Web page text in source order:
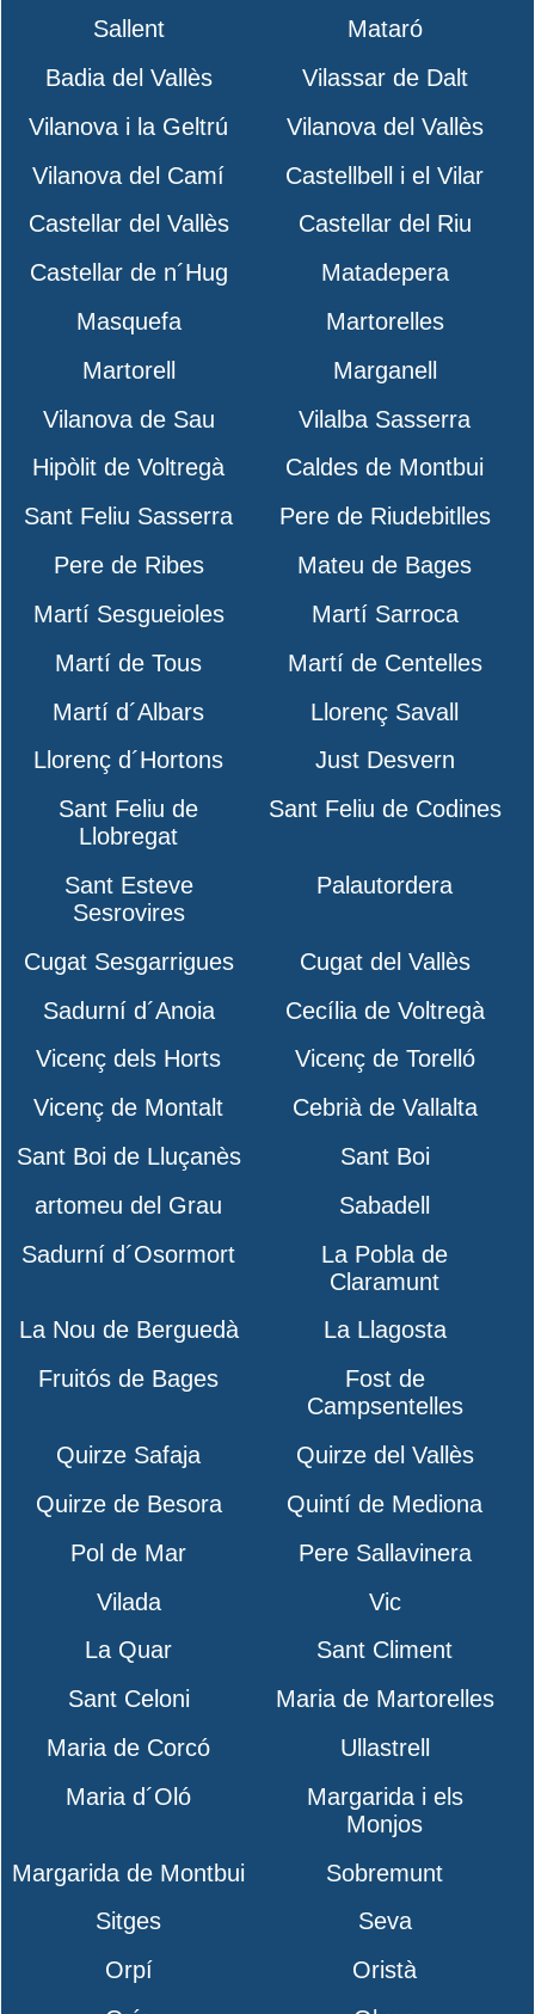
Sallent
Mataró
Badia del Vallès
Vilassar de Dalt
Vilanova i la Geltrú
Vilanova del Vallès
Vilanova del Camí
Castellbell i el Vilar
Castellar del Vallès
Castellar del Riu
Castellar de n´Hug
Matadepera
Masquefa
Martorelles
Martorell
Marganell
Vilanova de Sau
Vilalba Sasserra
Hipòlit de Voltregà
Caldes de Montbui
Sant Feliu Sasserra
Pere de Riudebitlles
Pere de Ribes
Mateu de Bages
Martí Sesgueioles
Martí Sarroca
Martí de Tous
Martí de Centelles
Martí d´Albars
Llorenç Savall
Llorenç d´Hortons
Just Desvern
Sant Feliu de
Llobregat
Sant Feliu de Codines
Sant Esteve
Sesrovires
Palautordera
Cugat Sesgarrigues
Cugat del Vallès
Sadurní d´Anoia
Cecília de Voltregà
Vicenç dels Horts
Vicenç de Torelló
Vicenç de Montalt
Cebrià de Vallalta
Sant Boi de Lluçanès
Sant Boi
artomeu del Grau
Sabadell
Sadurní d´Osormort
La Pobla de
Claramunt
La Nou de Berguedà
La Llagosta
Fruitós de Bages
Fost de
Campsentelles
Quirze Safaja
Quirze del Vallès
Quirze de Besora
Quintí de Mediona
Pol de Mar
Pere Sallavinera
Vilada
Vic
La Quar
Sant Climent
Sant Celoni
Maria de Martorelles
Maria de Corcó
Ullastrell
Maria d´Oló
Margarida i els
Monjos
Margarida de Montbui
Sobremunt
Sitges
Seva
Orpí
Oristà